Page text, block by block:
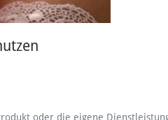
oder die eigene